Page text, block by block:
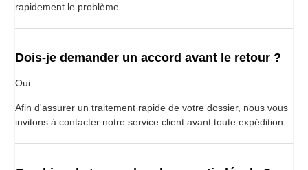
rapidement le problème.
Dois-je demander un accord avant le retour ?
Oui.
Afin d'assurer un traitement rapide de votre dossier, nous vous
invitons à contacter notre service client avant toute expédition.